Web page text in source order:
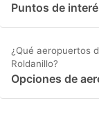
Puntos de
¿Qué aeropuertos
Roldanillo?
Opciones de